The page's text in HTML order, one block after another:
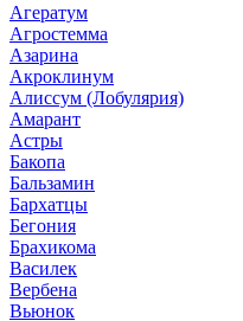
Агератум
Агростемма
Азарина
Акроклинум
Алиссум (Лобулярия)
Амарант
Астры
Бакопа
Бальзамин
Бархатцы
Бегония
Брахикома
Василек
Вербена
Вьюнок